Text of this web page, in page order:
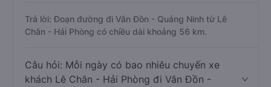
Trả lời: Đoạn đường đi Vân Đồn - Quảng Ninh từ Lê
Chân - Hải Phòng có chiều dài khoảng 56 km.
Câu hỏi: Mỗi ngày có bao nhiêu chuyến xe
khách Lê Chân - Hải Phòng đi Vân Đồn -